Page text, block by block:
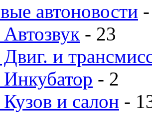
автоновости
- 23
и
- 2
и салон -